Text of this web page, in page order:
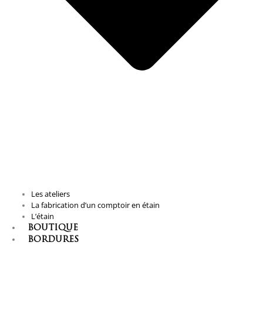
Les ateliers
La fabrication d’un comptoir en étain
L’étain
BOUTIQUE
BORDURES